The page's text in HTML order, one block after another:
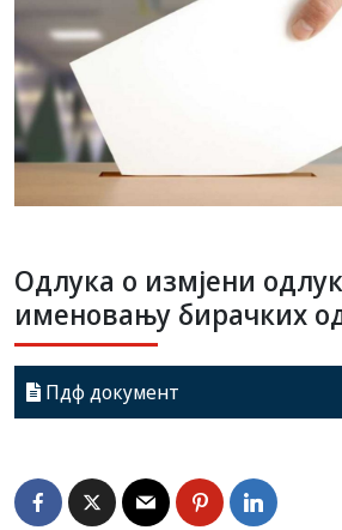
Одлука о измјени
именовању бирачких
Пдф документ